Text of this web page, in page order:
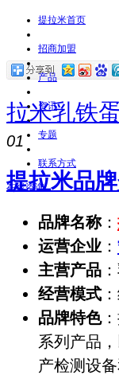
提拉米首页
招商加盟
产品
资讯
专题
联系方式
在线咨询
拉米乳铁
01
提拉米品
品牌名称：
运营企业 ：
主营产品
经营模式
品牌特色
系列产品
产检测设